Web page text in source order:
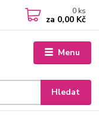
Menu
Hledat
0 ks
za 0,00 Kč